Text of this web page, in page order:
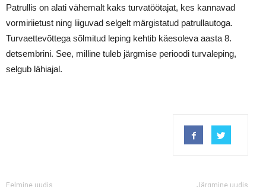
Patrullis on alati vähemalt kaks turvatöötajat, kes kannavad
vormiriietust ning liiguvad selgelt märgistatud patrullautoga.
Turvaettevõttega sõlmitud leping kehtib käesoleva aasta 8.
detsembrini. See, milline tuleb järgmise perioodi turvaleping,
selgub lähiajal.
Eelmine uudis Järgmine uudis